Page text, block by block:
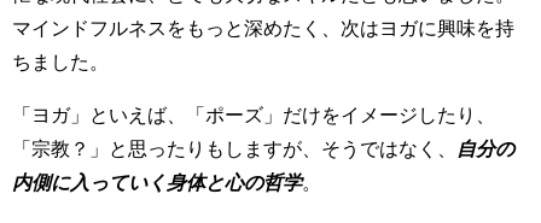
マインドフルネスをもっと深めたく、次はヨガに興味を持
ちました。
「ヨガ」といえば、「ポーズ」だけをイメージしたり、
「宗教？」と思ったりもしますが、そうではなく、
自分の
内側に入っていく身体と心の哲学。